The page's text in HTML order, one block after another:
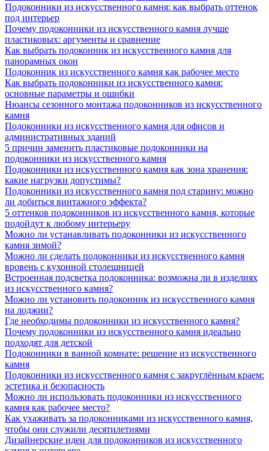
Подоконники из искусственного камня: как выбрать оттенок
под интерьер
Почему подоконники из искусственного камня лучше
пластиковых: аргументы и сравнение
Как выбрать подоконник из искусственного камня для
панорамных окон
Подоконник из искусственного камня как рабочее место
Как выбрать подоконники из искусственного камня:
основные параметры и ошибки
Нюансы сезонного монтажа подоконников из искусственного
камня
Подоконники из искусственного камня для офисов и
административных зданий
5 причин заменить пластиковые подоконники на
подоконники из искусственного камня
Подоконники из искусственного камня как зона хранения:
какие нагрузки допустимы?
Подоконники из искусственного камня под старину: можно
ли добиться винтажного эффекта?
5 оттенков подоконников из искусственного камня, которые
подойдут к любому интерьеру
Можно ли устанавливать подоконники из искусственного
камня зимой?
Можно ли сделать подоконники из искусственного камня
вровень с кухонной столешницей
Встроенная подсветка подоконника: возможна ли в изделиях
из искусственного камня?
Можно ли установить подоконник из искусственного камня
на лоджии?
Где необходимы подоконники из искусственного камня?
Почему подоконники из искусственного камня идеально
подходят для детской
Подоконники в ванной комнате: решение из искусственного
камня
Подоконники из искусственного камня с закруглённым краем:
эстетика и безопасность
Можно ли использовать подоконники из искусственного
камня как рабочее место?
Как ухаживать за подоконниками из искусственного камня,
чтобы они служили десятилетиями
Дизайнерские идеи для подоконников из искусственного